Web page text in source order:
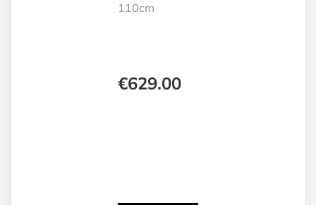
110cm
€629.00